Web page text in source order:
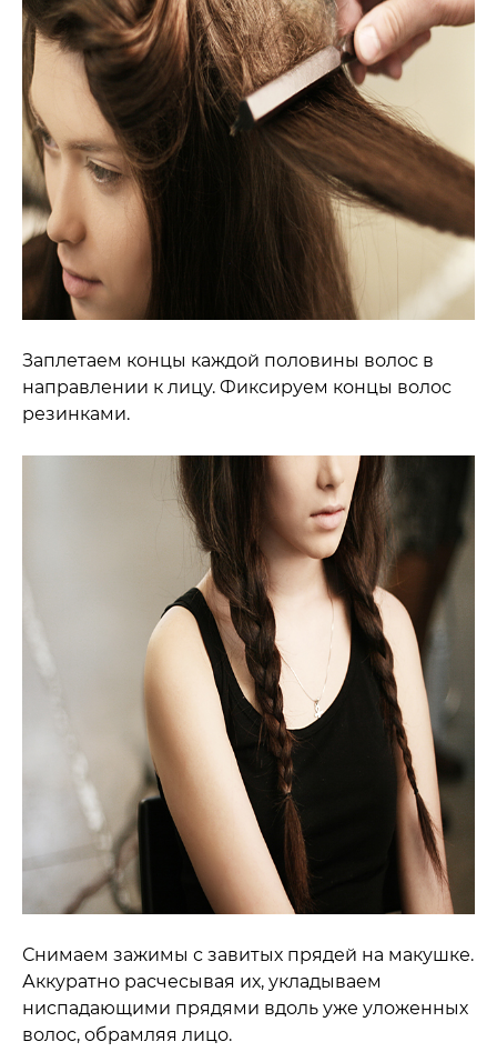
Заплетаем концы каждой половины волос в
направлении к лицу. Фиксируем концы волос
резинками.
Снимаем зажимы с завитых прядей на макушке.
Аккуратно расчесывая их, укладываем
ниспадающими прядями вдоль уже уложенных
волос, обрамляя лицо.